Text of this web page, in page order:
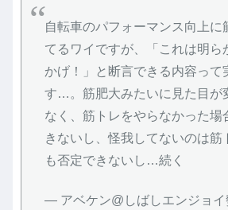
自転車のパフォーマンス向上に
てるワイですが、「これは明ら
かげ！」と断言できる内容って
す…。筋肥大みたいに見た目が
なく、筋トレをやらなかった場
きないし、怪我してないのは筋
も否定できないし…続く
— アベケン@しばしエンジョイ